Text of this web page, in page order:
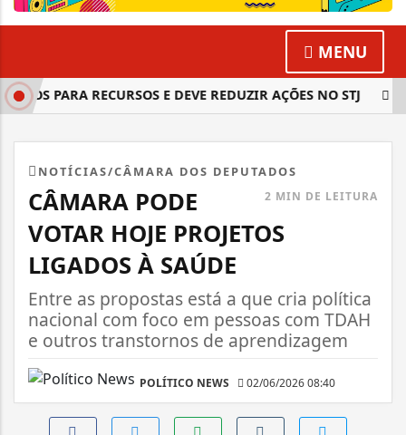
MENU
PARA RECURSOS E DEVE REDUZIR AÇÕES NO STJ RIO
NOTÍCIAS/CÂMARA DOS DEPUTADOS
2 MIN DE LEITURA
CÂMARA PODE
VOTAR HOJE PROJETOS
LIGADOS À SAÚDE
Entre as propostas está a que cria política
nacional com foco em pessoas com TDAH
e outros transtornos de aprendizagem
POLÍTICO NEWS 02/06/2026 08:40